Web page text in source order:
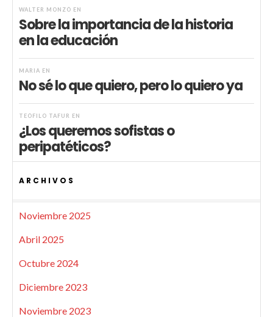
WALTER MONZÓ EN
Sobre la importancia de la historia
en la educación
MARIA EN
No sé lo que quiero, pero lo quiero ya
TEÓFILO TAFUR EN
¿Los queremos sofistas o
peripatéticos?
ARCHIVOS
Noviembre 2025
Abril 2025
Octubre 2024
Diciembre 2023
Noviembre 2023